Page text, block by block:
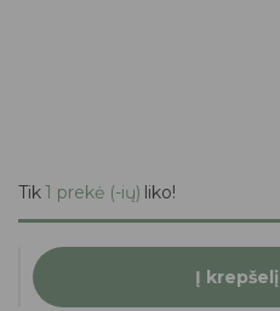
Tik1 prekė (-ių) liko!
Į krepšelį